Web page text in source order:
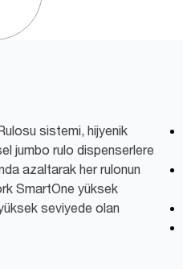
sistemi, hijyenik
jumbo rulo dispenserlere
azaltarak her rulonun
SmartOne yüksek
seviyede olan